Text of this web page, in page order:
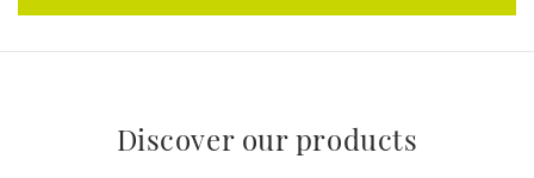
Discover our products